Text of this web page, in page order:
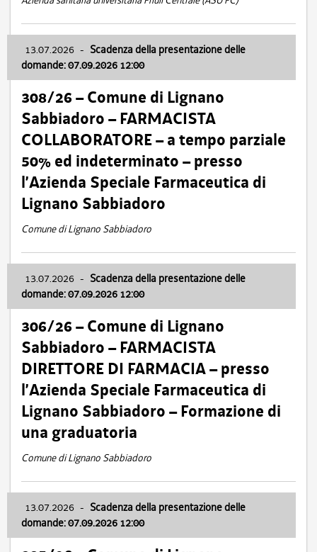
13.07.2026 - Scadenza della presentazione delle
domande: 07.09.2026 12:00
308/26 – Comune di Lignano
Sabbiadoro – FARMACISTA
COLLABORATORE – a tempo parziale
50% ed indeterminato – presso
l’Azienda Speciale Farmaceutica di
Lignano Sabbiadoro
Comune di Lignano Sabbiadoro
13.07.2026 - Scadenza della presentazione delle
domande: 07.09.2026 12:00
306/26 – Comune di Lignano
Sabbiadoro – FARMACISTA
DIRETTORE DI FARMACIA – presso
l’Azienda Speciale Farmaceutica di
Lignano Sabbiadoro – Formazione di
una graduatoria
Comune di Lignano Sabbiadoro
13.07.2026 - Scadenza della presentazione delle
domande: 07.09.2026 12:00